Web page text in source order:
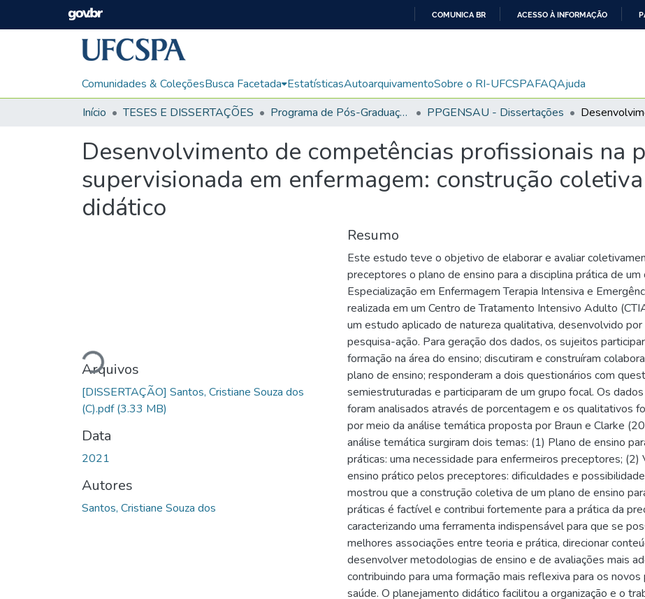
CONTEÚDO
COMUNICA BR ACESSO À INFORMAÇÃO
Comunidades & ColeçõesBusca Facetada EstatísticasAutoarquivamentoSobre o RI-UFCSPAFAQAjuda
Início
TESES E DISSERTAÇÕES Programa de Pós-Graduação em Ensino na Saúde PPGENSAU - Dissertações
Desenvolvimento de competências profissionais na
supervisionada em enfermagem: construção
didático
Carregando...
Arquivos
[DISSERTAÇÃO] Santos, Cristiane Souza dos
(C).pdf(3.33 MB)
Data
2021
Autores
Santos, Cristiane Souza dos
Resumo
Este estudo teve o objetivo de elaborar e avaliar
preceptores o plano de ensino para a disciplina prática de um
Especialização em Enfermagem Terapia Intensiva e
realizada em um Centro de Tratamento Intensivo Adulto
um estudo aplicado de natureza qualitativa, desenvolvido por
pesquisa-ação. Para geração dos dados, os sujeitos
formação na área do ensino; discutiram e construíram
plano de ensino; responderam a dois questionários com
semiestruturadas e participaram de um grupo focal. Os
foram analisados através de porcentagem e os qualitativos
por meio da análise temática proposta por Braun e Clarke
análise temática surgiram dois temas: (1) Plano de ensino
práticas: uma necessidade para enfermeiros preceptores; (2)
ensino prático pelos preceptores: dificuldades e
mostrou que a construção coletiva de um plano de ensino
práticas é factível e contribui fortemente para a prática da
caracterizando uma ferramenta indispensável para que se
melhores associações entre teoria e prática, direcionar
desenvolver metodologias de ensino e de avaliações mais
contribuindo para uma formação mais reflexiva para os
saúde. O planejamento didático facilitou a organização e o